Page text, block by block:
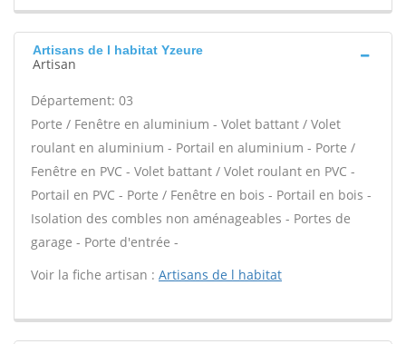
Artisans de l habitat Yzeure
Artisan
Département: 03
Porte / Fenêtre en aluminium - Volet battant / Volet
roulant en aluminium - Portail en aluminium - Porte /
Fenêtre en PVC - Volet battant / Volet roulant en PVC -
Portail en PVC - Porte / Fenêtre en bois - Portail en bois -
Isolation des combles non aménageables - Portes de
garage - Porte d'entrée -
Voir la fiche artisan : Artisans de l habitat